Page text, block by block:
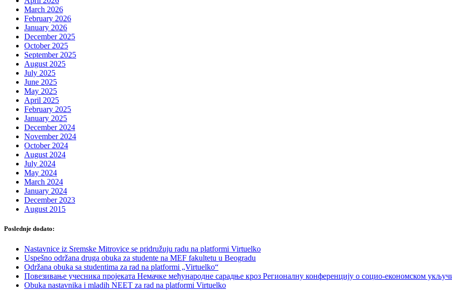
March 2026
February 2026
January 2026
December 2025
October 2025
September 2025
August 2025
July 2025
June 2025
May 2025
April 2025
February 2025
January 2025
December 2024
November 2024
October 2024
August 2024
July 2024
May 2024
March 2024
January 2024
December 2023
August 2015
Poslednje dodato:
Nastavnice iz Sremske Mitrovice se pridružuju radu na platformi Virtuelko
Uspešno održana druga obuka za studente na MEF fakultetu u Beogradu
Održana obuka sa studentima za rad na platformi „Virtuelko“
Повезивање учесника пројеката Немачке међународне сарадње кроз Регионалну конференцију о социо-економском
Obuka nastavnika i mladih NEET za rad na platformi Virtuelko